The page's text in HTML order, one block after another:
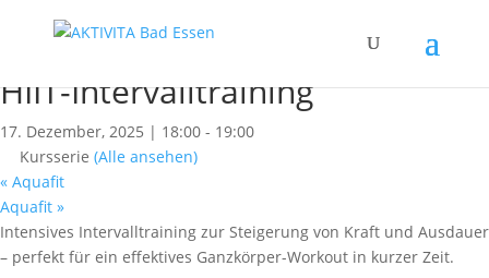
« Alle Kurse
HIIT-Intervalltraining
17. Dezember, 2025 | 18:00 - 19:00
Kursserie (Alle ansehen)
« Aquafit
Aquafit »
Intensives Intervalltraining zur Steigerung von Kraft und Ausdauer
– perfekt für ein effektives Ganzkörper-Workout in kurzer Zeit.